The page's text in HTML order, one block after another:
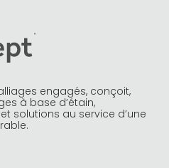
engagés, conçoit,
à base d’étain,
solutions au service d’une